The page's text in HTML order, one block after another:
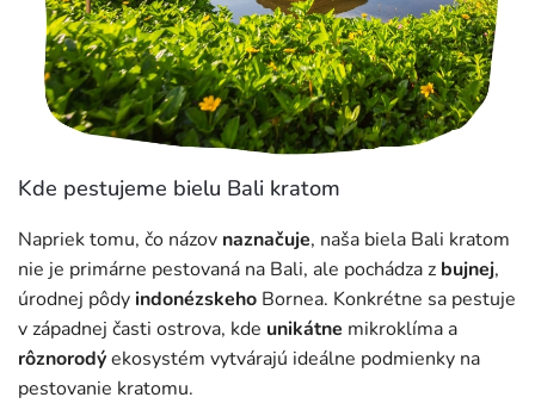
Kde pestujeme bielu Bali kratom
Napriek tomu, čo názov naznačuje, naša biela Bali kratom
nie je primárne pestovaná na Bali, ale pochádza z bujnej,
úrodnej pôdyindonézskeho Bornea. Konkrétne sa pestuje
v západnej časti ostrova, kde unikátne mikroklíma a
rôznorodýekosystém vytvárajú ideálne podmienky na
pestovanie kratomu.